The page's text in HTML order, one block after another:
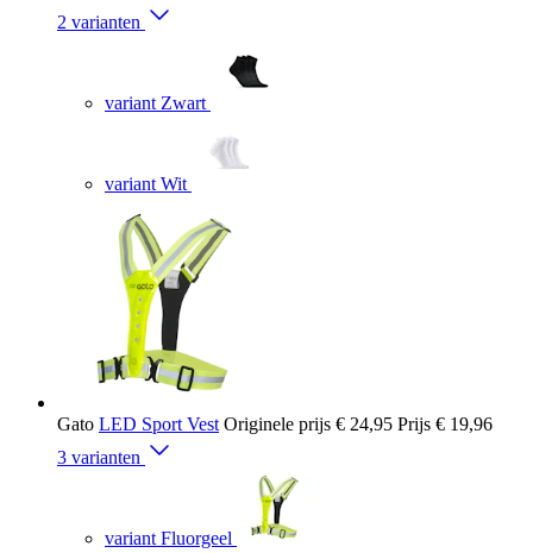
2 varianten
variant Zwart
variant Wit
Gato LED Sport Vest Originele prijs € 24,95 Prijs € 19,96
3 varianten
variant Fluorgeel